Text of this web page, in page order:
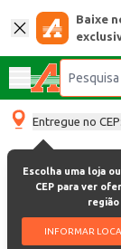
Baixe
Entregue no CEP:
Escolha uma loja
CEP para ver
região
INFORMAR